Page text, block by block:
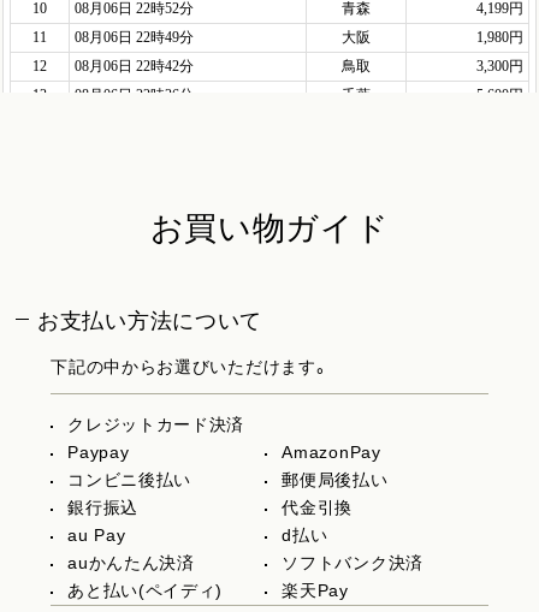
お買い物ガイド
お支払い方法について
下記の中からお選びいただけます。
クレジットカード決済
Paypay
AmazonPay
コンビニ後払い
郵便局後払い
銀行振込
代金引換
au Pay
d払い
auかんたん決済
ソフトバンク決済
あと払い(ペイディ)
楽天Pay